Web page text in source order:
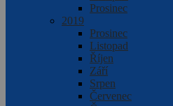
Prosinec
2019
Prosinec
Listopad
Říjen
Září
Srpen
Červenec